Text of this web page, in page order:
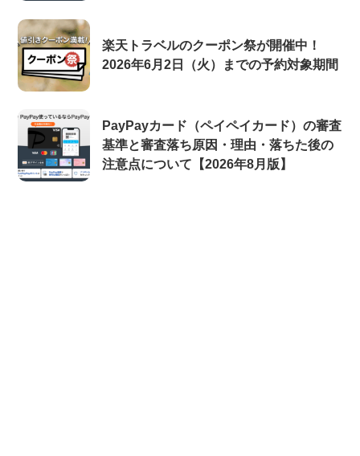
楽天トラベルのクーポン祭が開催中！
2026年6月2日（火）までの予約対象期間
PayPayカード（ペイペイカード）の審査
基準と審査落ち原因・理由・落ちた後の
注意点について【2026年8月版】